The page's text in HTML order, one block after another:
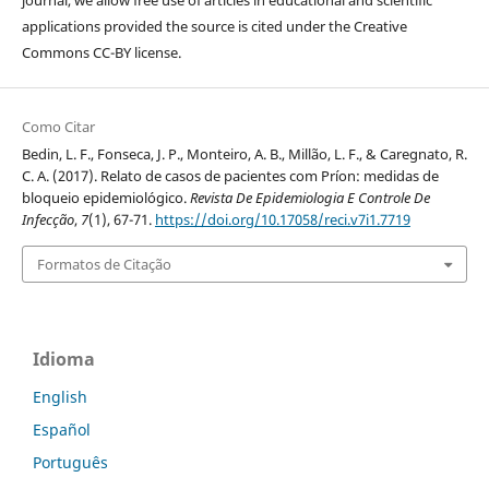
applications provided the source is cited under the Creative
Commons CC-BY license.
Como Citar
Bedin, L. F., Fonseca, J. P., Monteiro, A. B., Millão, L. F., & Caregnato, R.
C. A. (2017). Relato de casos de pacientes com Príon: medidas de
bloqueio epidemiológico.Revista De Epidemiologia E Controle De
Infecção, 7(1), 67-71. https://doi.org/10.17058/reci.v7i1.7719
Formatos de Citação
Idioma
English
Español
Português